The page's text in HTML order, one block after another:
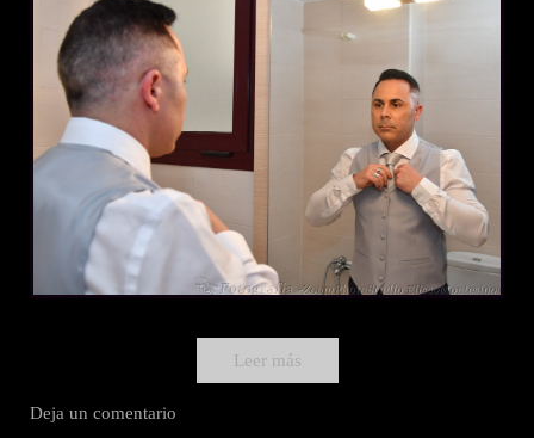
Leer más
Deja un comentario